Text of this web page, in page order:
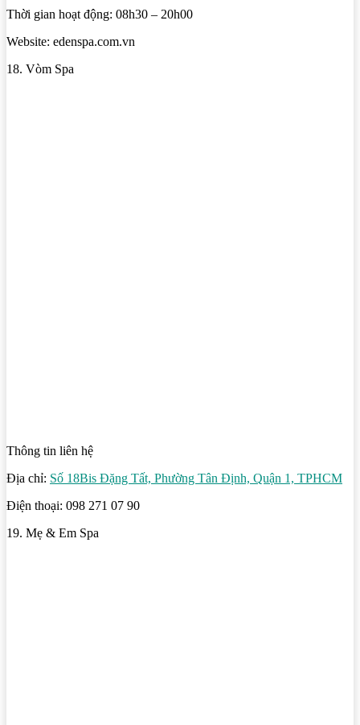
Thời gian hoạt động: 08h30 – 20h00
Website: edenspa.com.vn
18. Vòm Spa
Thông tin liên hệ
Địa chỉ: Số 18Bis Đặng Tất, Phường Tân Định, Quận 1, TPHCM
Điện thoại: 098 271 07 90
19. Mẹ & Em Spa